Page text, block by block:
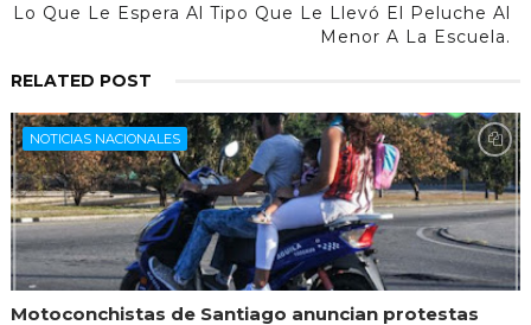
Lo Que Le Espera Al Tipo Que Le Llevó El Peluche Al
Menor A La Escuela.
RELATED POST
NOTICIAS NACIONALES
Motoconchistas de Santiago anuncian protestas